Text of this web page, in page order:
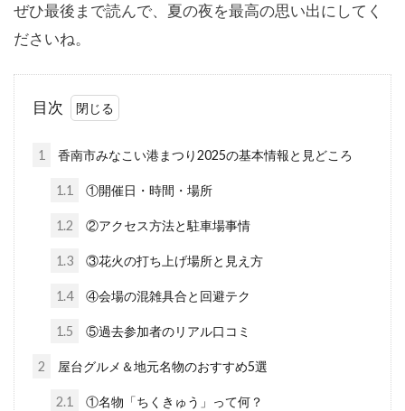
ぜひ最後まで読んで、夏の夜を最高の思い出にしてく
ださいね。
目次
1 香南市みなこい港まつり2025の基本情報と見どころ
1.1 ①開催日・時間・場所
1.2 ②アクセス方法と駐車場事情
1.3 ③花火の打ち上げ場所と見え方
1.4 ④会場の混雑具合と回避テク
1.5 ⑤過去参加者のリアル口コミ
2 屋台グルメ＆地元名物のおすすめ5選
2.1 ①名物「ちくきゅう」って何？